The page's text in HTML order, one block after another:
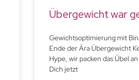
Übergewicht war
Gewichtsoptimierung mit
Ende der Ära Übergewicht
Hype, wir packen das Übel
Dich jetzt